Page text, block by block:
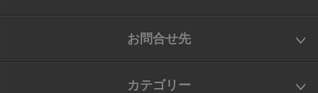
お問合せ先
カテゴリー